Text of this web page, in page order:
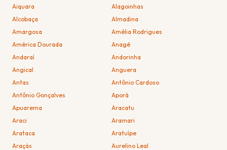
Aiquara
Alagoinhas
Alcobaça
Almadina
Amargosa
Amélia Rodrigues
América Dourada
Anagé
Andaraí
Andorinha
Angical
Anguera
Antas
Antônio Cardoso
Antônio Gonçalves
Aporá
Apuarema
Aracatu
Araci
Aramari
Arataca
Aratuípe
Araçás
Aurelino Leal